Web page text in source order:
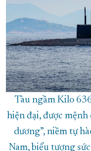
Tàu ngầm Kilo
hiện đại, được
dương”, niềm tự
Nam, biểu tượng